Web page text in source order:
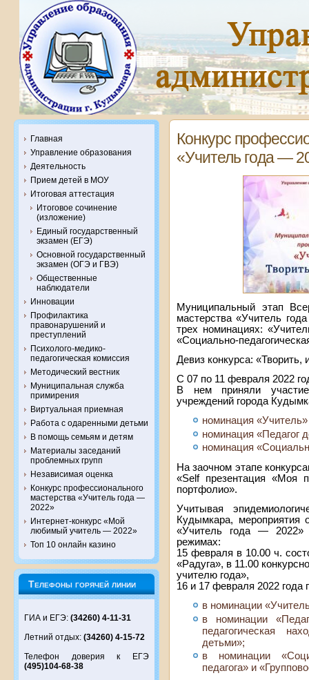
Главная
Управление образования
Деятельность
Прием детей в МОУ
Итоговая аттестация
Итоговое сочинение
(изложение)
Единый государственный
экзамен (ЕГЭ)
Основной государственный
экзамен (ОГЭ и ГВЭ)
Общественные
наблюдатели
Инновации
Профилактика
правонарушений и
преступлений
Психолого-медико-
педагогическая комиссия
Методический вестник
Муниципальная служба
примирения
Виртуальная приемная
Работа с одаренными детьми
В помощь семьям и детям
Материалы заседаний
проблемных групп
Независимая оценка
Конкурс профессионального
мастерства «Учитель года —
2022»
Интернет-конкурс «Мой
любимый учитель — 2022»
Топ 10 онлайн казино
Телефоны горячей линии
ГИА и ЕГЭ: (34260) 4-11-31
Летний отдых: (34260) 4-15-72
Телефон доверия к ЕГЭ
(495)104-68-38
Конкурс
«Учитель года —
Муниципальный этап
мастерства «Учитель
трех номинациях:
«Социально-
Девиз конкурса: «Творить,
С 07 по 11 февраля 2022
В нем приняли
учреждений города
номинация
номинация «Педагог
номинация
На заочном этапе
«Self презентация «Моя
портфолио».
Учитывая
Кудымкара, мероприятия
«Учитель года —
режимах:
15 февраля в 10.00 ч.
«Радуга», в 11.00
учителю года»,
16 и 17 февраля 2022
в номинации
в номинации
педагогическая
детьми»;
в номинации
педагога» и